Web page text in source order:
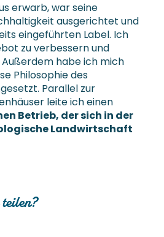
erwarb, war seine
ausgerichtet und
eingeführten Label. Ich
zu verbessern und
habe ich mich
Philosophie des
Parallel zur
leite ich einen
Betrieb, der sich in der
Landwirtschaft